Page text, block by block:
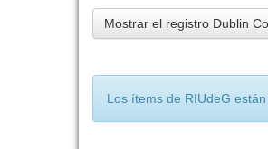
Mostrar el registro Dublin
Los ítems de RIUdeG